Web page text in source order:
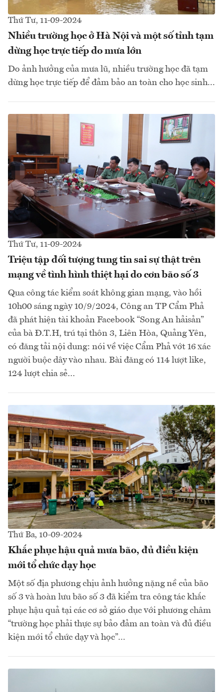
Thứ Tư, 11-09-2024
Nhiều trường học ở Hà Nội và một số tỉnh tạm
dừng học trực tiếp do mưa lớn
Do ảnh hưởng của mưa lũ, nhiều trường học đã tạm
dừng học trực tiếp để đảm bảo an toàn cho học sinh...
Thứ Tư, 11-09-2024
Triệu tập đối tượng tung tin sai sự thật trên
mạng về tình hình thiệt hại do cơn bão số 3
Qua công tác kiểm soát không gian mạng, vào hồi
10h00 sáng ngày 10/9/2024, Công an TP Cẩm Phả
đã phát hiện tài khoản Facebook “Song An hảisản”
của bà Đ.T.H, trú tại thôn 3, Liên Hòa, Quảng Yên,
có đăng tải nội dung: nói về việc Cẩm Phả vớt 16 xác
người buộc dây vào nhau. Bài đăng có 114 lượt like,
124 lượt chia sẻ...
Thứ Ba, 10-09-2024
Khắc phục hậu quả mưa bão, đủ điều kiện
mới tổ chức dạy học
Một số địa phương chịu ảnh hưởng nặng nề của bão
số 3 và hoàn lưu bão số 3 đã kiểm tra công tác khắc
phục hậu quả tại các cơ sở giáo dục với phương châm
“trường học phải thực sự bảo đảm an toàn và đủ điều
kiện mới tổ chức dạy và học”…